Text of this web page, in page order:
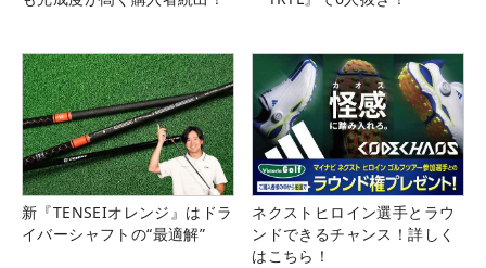
新『TENSEIオレンジ』はドラ
イバーシャフトの“最適解”
ネクストヒロイン選手とラウ
ンドできるチャンス！詳しく
はこちら！